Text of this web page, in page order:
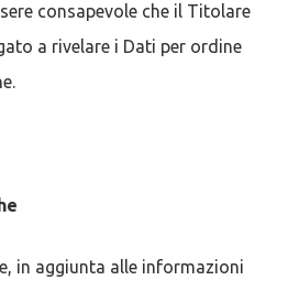
consapevole che il Titolare
a rivelare i Dati per ordine
in aggiunta alle informazioni